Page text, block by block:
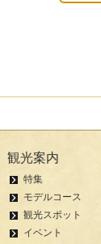
観光案内
特集
モデルコース
観光スポット
イベント